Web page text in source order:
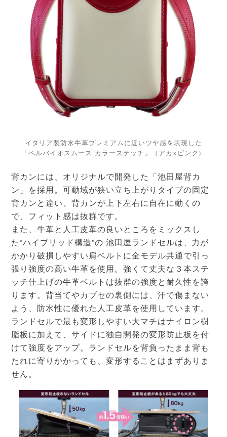
イタリア製防水牛革プレミアムに近いツヤ感を表現した
「ベルバイオスムース カラーステッチ」（アカ×ピンク）
背カンには、オリジナルで開発した「池田屋背カ
ン」を採用。可動域が狭い立ち上がりタイプの固定
背カンと違い、背カンが上下左右に自在に動くの
で、フィット感は抜群です。
また、牛革と人工皮革の良いところをミックスし
た“ハイブリッド構造”の 池田屋ランドセルは、力が
かかり破損しやすい肩ベルトに全モデル共通で引っ
張り強度の高い牛革を使用。強くて丈夫な３本ステ
ッチ仕上げの牛革ベルトは抜群の強度と耐久性を誇
ります。背当てやカブセの裏側には、汗で傷まない
よう、防水性に優れた人工皮革を使用しています。
ランドセルで最も変形しやすい大マチはナイロン樹
脂板に加えて、サイドに独自開発の変形防止板を付
けて強度をアップ。ランドセルを背負ったまま背も
たれに寄りかかっても、変形することはまずありま
せん。